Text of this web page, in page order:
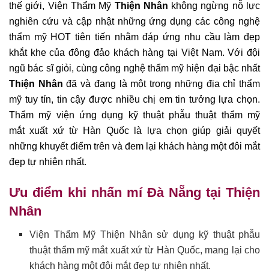
thế giới, Viện Thẩm Mỹ Thiện Nhân không ngừng nỗ lực
nghiên cứu và cập nhật những ứng dụng các công nghệ
thẩm mỹ HOT tiên tiến nhằm đáp ứng nhu cầu làm đẹp
khắt khe của đông đảo khách hàng tại Việt Nam. Với đội
ngũ bác sĩ giỏi, cùng công nghệ thẩm mỹ hiện đại bậc nhất
Thiện Nhân đã và đang là một trong những địa chỉ thẩm
mỹ tuy tín, tin cậy được nhiều chị em tin tưởng lựa chọn.
Thẩm mỹ viện ứng dụng kỹ thuật phẫu thuật thẩm mỹ
mắt xuất xứ từ Hàn Quốc là lựa chọn giúp giải quyết
những khuyết điểm trên và đem lại khách hàng một đôi mắt
đẹp tự nhiên nhất.
Ưu điểm khi nhấn mí Đà Nẵng tại Thiện
Nhân
Viện Thẩm Mỹ Thiện Nhân sử dụng kỹ thuật phẫu
thuật thẩm mỹ mắt xuất xứ từ Hàn Quốc, mang lại cho
khách hàng một đôi mắt đẹp tự nhiên nhất.